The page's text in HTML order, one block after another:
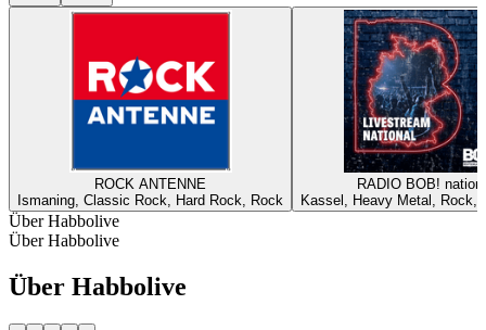
ROCK ANTENNE
Ismaning, Classic Rock, Hard Rock, Rock
RADIO BOB!
Kassel, Heavy Metal, Rock,
Über Habbolive
Über Habbolive
Über Habbolive